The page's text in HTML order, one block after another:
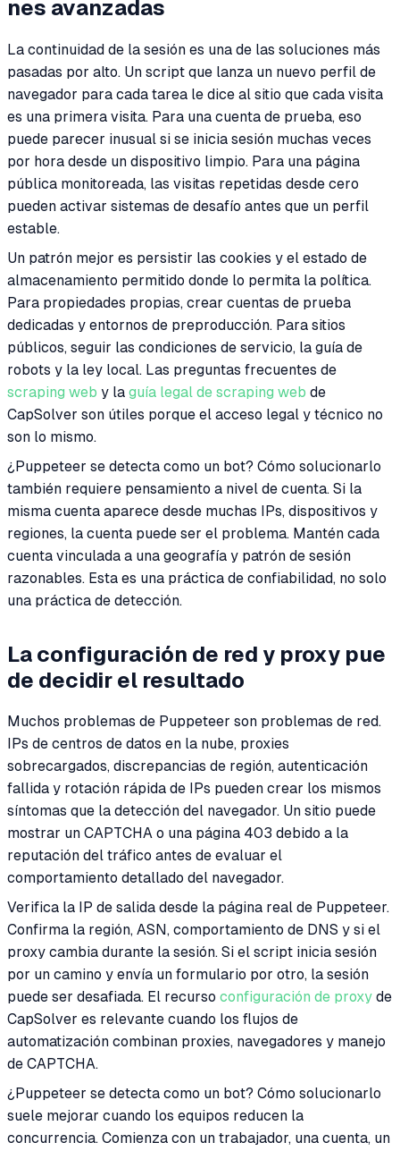
nes avanzadas
La continuidad de la sesión es una de las soluciones más
pasadas por alto. Un script que lanza un nuevo perfil de
navegador para cada tarea le dice al sitio que cada visita
es una primera visita. Para una cuenta de prueba, eso
puede parecer inusual si se inicia sesión muchas veces
por hora desde un dispositivo limpio. Para una página
pública monitoreada, las visitas repetidas desde cero
pueden activar sistemas de desafío antes que un perfil
estable.
Un patrón mejor es persistir las cookies y el estado de
almacenamiento permitido donde lo permita la política.
Para propiedades propias, crear cuentas de prueba
dedicadas y entornos de preproducción. Para sitios
públicos, seguir las condiciones de servicio, la guía de
robots y la ley local. Las preguntas frecuentes de
scraping web y la guía legal de scraping web de
CapSolver son útiles porque el acceso legal y técnico no
son lo mismo.
¿Puppeteer se detecta como un bot? Cómo solucionarlo
también requiere pensamiento a nivel de cuenta. Si la
misma cuenta aparece desde muchas IPs, dispositivos y
regiones, la cuenta puede ser el problema. Mantén cada
cuenta vinculada a una geografía y patrón de sesión
razonables. Esta es una práctica de confiabilidad, no solo
una práctica de detección.
La configuración de red y proxy pue
de decidir el resultado
Muchos problemas de Puppeteer son problemas de red.
IPs de centros de datos en la nube, proxies
sobrecargados, discrepancias de región, autenticación
fallida y rotación rápida de IPs pueden crear los mismos
síntomas que la detección del navegador. Un sitio puede
mostrar un CAPTCHA o una página 403 debido a la
reputación del tráfico antes de evaluar el
comportamiento detallado del navegador.
Verifica la IP de salida desde la página real de Puppeteer.
Confirma la región, ASN, comportamiento de DNS y si el
proxy cambia durante la sesión. Si el script inicia sesión
por un camino y envía un formulario por otro, la sesión
puede ser desafiada. El recurso configuración de proxy de
CapSolver es relevante cuando los flujos de
automatización combinan proxies, navegadores y manejo
de CAPTCHA.
¿Puppeteer se detecta como un bot? Cómo solucionarlo
suele mejorar cuando los equipos reducen la
concurrencia. Comienza con un trabajador, una cuenta, un